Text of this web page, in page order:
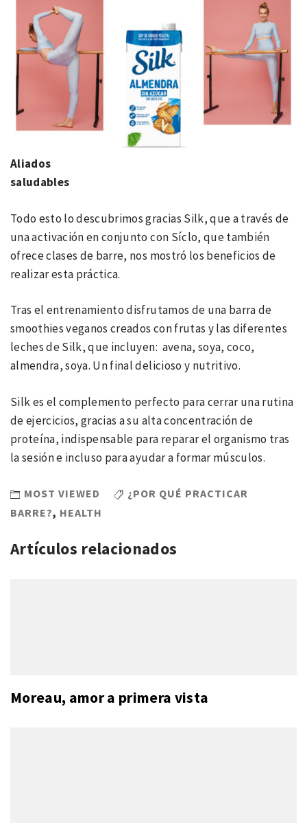
Aliados
saludables
Todo esto lo descubrimos gracias Silk, que a través de
una activación en conjunto con Síclo, que también
ofrece clases de barre, nos mostró los beneficios de
realizar esta práctica.
Tras el entrenamiento disfrutamos de una barra de
smoothies veganos creados con frutas y las diferentes
leches de Silk, que incluyen: avena, soya, coco,
almendra, soya. Un final delicioso y nutritivo.
Silk es el complemento perfecto para cerrar una rutina
de ejercicios, gracias a su alta concentración de
proteína, indispensable para reparar el organismo tras
la sesión e incluso para ayudar a formar músculos.
MOST VIEWED
¿POR QUÉ PRACTICAR
BARRE?, HEALTH
Artículos relacionados
Moreau, amor a primera vista